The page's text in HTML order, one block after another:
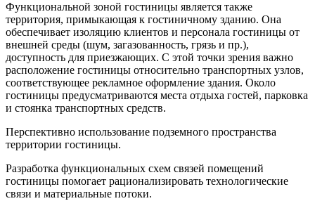
Функциональной зоной гостиницы является также
территория, примыкающая к гостиничному зданию. Она
обеспечивает изоляцию клиентов и персонала гостиницы от
внешней среды (шум, загазованность, грязь и пр.),
доступность для приезжающих. С этой точки зрения важно
расположение гостиницы относительно транспортных узлов,
соответствующее рекламное оформление здания. Около
гостиницы предусматриваются места отдыха гостей, парковка
и стоянка транспортных средств.
Перспективно использование подземного пространства
территории гостиницы.
Разработка функциональных схем связей помещений
гостиницы помогает рационализировать технологические
связи и материальные потоки.